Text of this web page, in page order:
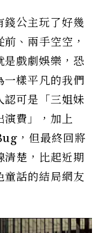
錢公主玩了好幾
、兩手空空，
是戲劇娛樂，恐
一樣平凡的我們
認可是「三姐妹
演費」，加上
，但最終回將
清楚，比起近期
童話的結局網友